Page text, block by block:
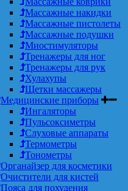
Массажные накидки
Массажные пистолеты
Массажные подушки
Миостимуляторы
Тренажеры для ног
Тренажеры для рук
Хулахупы
Щетки массажеры
Медицинские приборы
Ингаляторы
Пульсоксиметры
Слуховые аппараты
Термометры
Тонометры
Органайзер для косметики
Очистители для кистей
Пояса для похудения